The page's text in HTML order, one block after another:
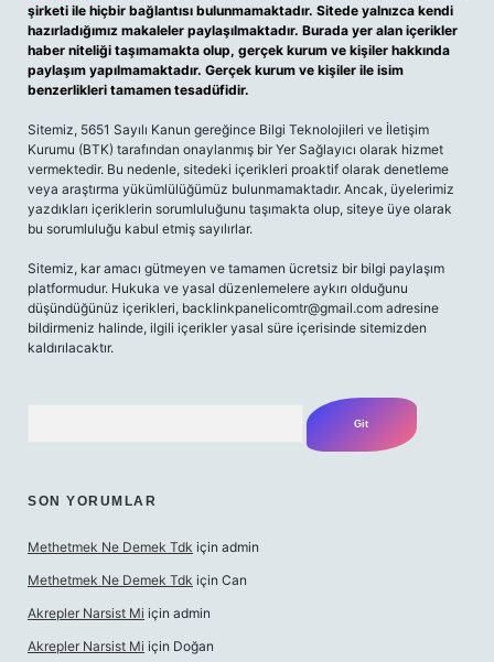
şirketi ile hiçbir bağlantısı bulunmamaktadır. Sitede yalnızca kendi
hazırladığımız makaleler paylaşılmaktadır. Burada yer alan içerikler
haber niteliği taşımamakta olup, gerçek kurum ve kişiler hakkında
paylaşım yapılmamaktadır. Gerçek kurum ve kişiler ile isim
benzerlikleri tamamen tesadüfidir.
Sitemiz, 5651 Sayılı Kanun gereğince Bilgi Teknolojileri ve İletişim
Kurumu (BTK) tarafından onaylanmış bir Yer Sağlayıcı olarak hizmet
vermektedir. Bu nedenle, sitedeki içerikleri proaktif olarak denetleme
veya araştırma yükümlülüğümüz bulunmamaktadır. Ancak, üyelerimiz
yazdıkları içeriklerin sorumluluğunu taşımakta olup, siteye üye olarak
bu sorumluluğu kabul etmiş sayılırlar.
Sitemiz, kar amacı gütmeyen ve tamamen ücretsiz bir bilgi paylaşım
platformudur. Hukuka ve yasal düzenlemelere aykırı olduğunu
düşündüğünüz içerikleri, backlinkpanelicomtr@gmail.com adresine
bildirmeniz halinde, ilgili içerikler yasal süre içerisinde sitemizden
kaldırılacaktır.
SON YORUMLAR
Methetmek Ne Demek Tdk için admin
Methetmek Ne Demek Tdk için Can
Akrepler Narsist Mi için admin
Akrepler Narsist Mi için Doğan